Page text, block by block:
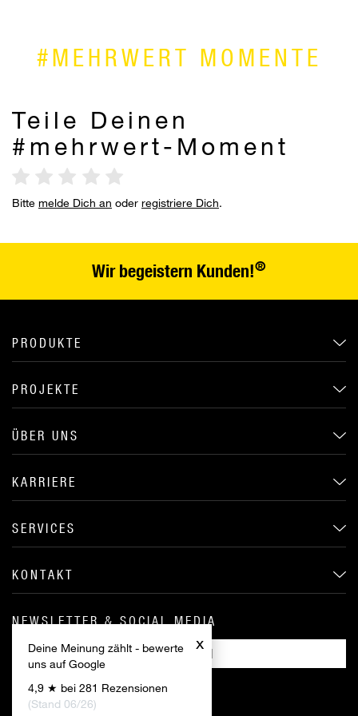
x
Deine Meinung zählt - bewerte
uns auf Google
4,9 ★ bei 281 Rezensionen
(Stand 06/26)
#MEHRWERT MOMENTE
Teile Deinen
#mehrwert-Moment
Bitte melde Dich an oder registriere Dich.
Wir begeistern Kunden!®
PRODUKTE
PROJEKTE
ÜBER UNS
KARRIERE
SERVICES
KONTAKT
NEWSLETTER & SOCIAL MEDIA
ANMELDEN